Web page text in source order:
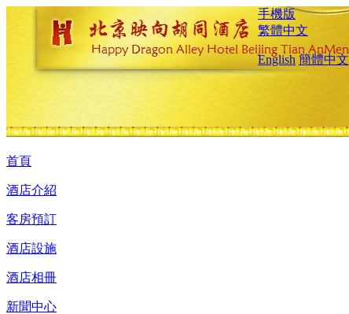
手機版
繁體中文
English 簡體中文
首頁
酒店介紹
客房預訂
酒店設施
酒店相冊
新聞中心